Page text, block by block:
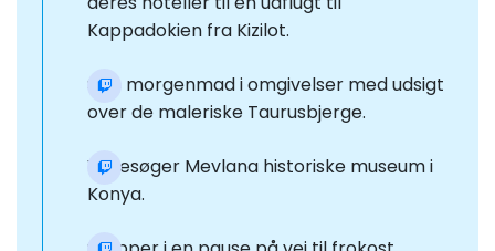
Kappadokien fra Kizilot.
Spis morgenmad i omgivelser med udsigt
over de maleriske Taurusbjerge.
Vi besøger Mevlana historiske museum i
Konya.